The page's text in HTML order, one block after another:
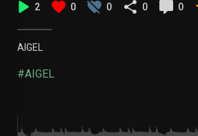
2 0 0 0 0
AIGEL
#AIGEL